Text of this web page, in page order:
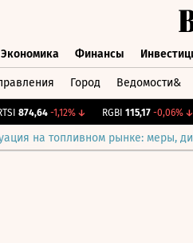
Экономика Финансы
Город Ведомости&
874,64 -1,12%↓ RGBI 115,17 -0,06%↓
на топливном рынке: меры,